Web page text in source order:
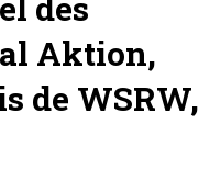
Aktion,
de WSRW,